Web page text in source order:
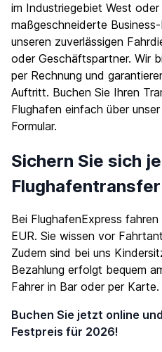
im Industriegebiet West
maßgeschneiderte
unseren zuverlässigen
oder Geschäftspartner. Wir
per Rechnung und
Auftritt. Buchen Sie Ihren
Flughafen einfach über unser
Formular.
Sichern Sie sich
Bei FlughafenExpress
EUR. Sie wissen vor
Zudem sind bei uns
Bezahlung erfolgt bequem
Fahrer in Bar oder per Karte.
Buchen Sie jetzt online
Festpreis für 2026!